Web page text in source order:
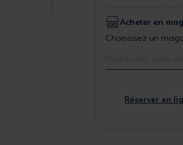
Acheter en
Choisissez un
Réserver en